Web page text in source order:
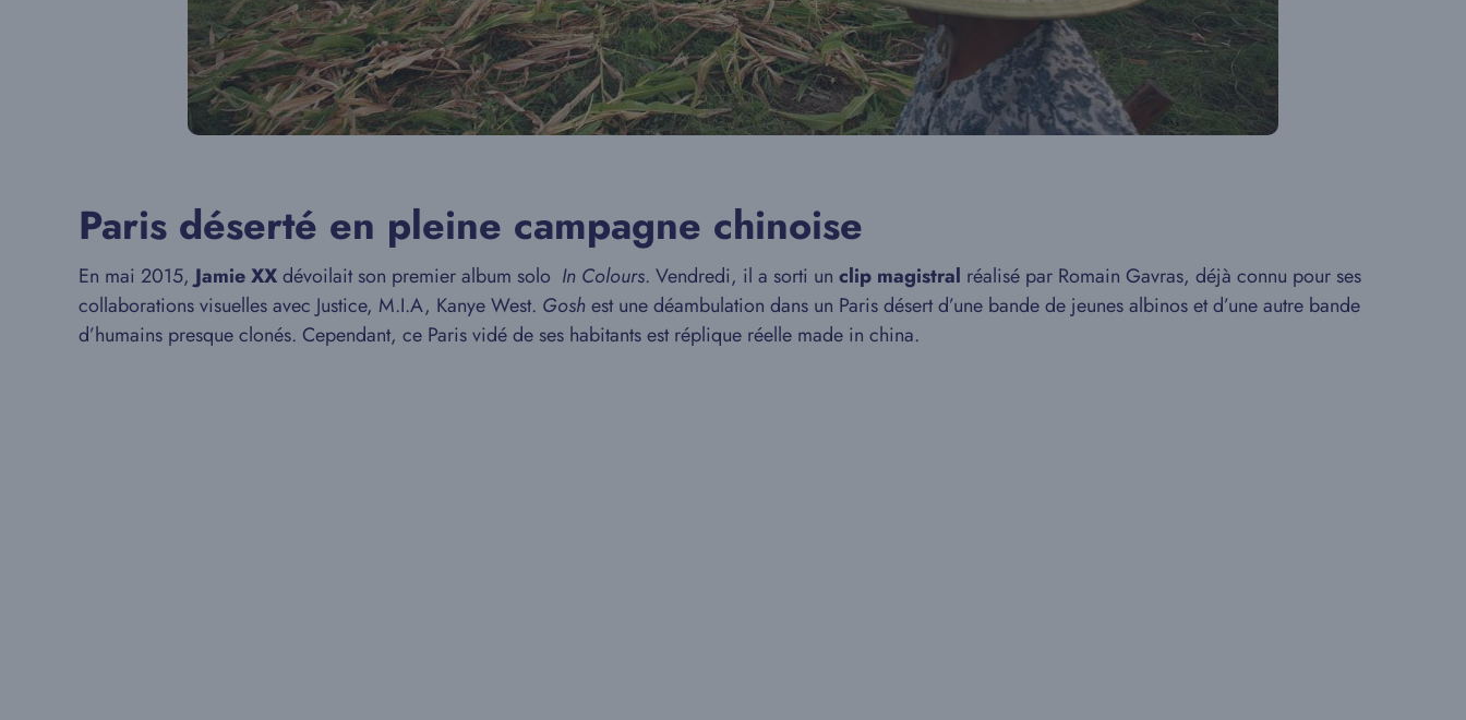
Paris déserté en pleine campagne chinoise
En mai 2015, Jamie XXdévoilait son premier album solo In Colours. Vendredi, il a sorti un clip magistral réalisé par Romain Gavras, déjà connu pour ses
collaborations visuelles avec Justice, M.I.A, Kanye West. Goshest une déambulation dans un Paris désert d’une bande de jeunes albinos et d’une autre bande
d’humains presque clonés. Cependant, ce Paris vidé de ses habitants est réplique réelle made in china.